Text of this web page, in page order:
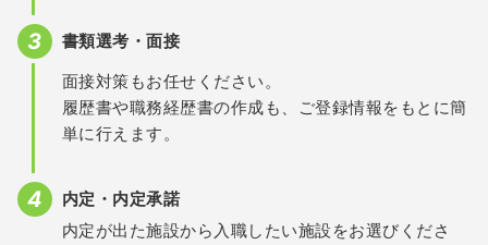
書類選考・面接
面接対策もお任せください。
履歴書や職務経歴書の作成も、ご登録情報をもとに簡
単に行えます。
内定・内定承諾
内定が出た施設から入職したい施設をお選びくださ